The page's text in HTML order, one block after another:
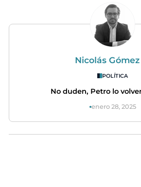
Nicolás Gómez
POLÍTICA
No duden, Petro lo
enero 28, 2025